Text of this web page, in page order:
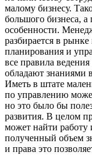
малому бизнесу.
большого бизнеса,
особенности.
разбирается в
планирования и
все правила
обладают знаниями
Иметь в штате
по управлению
но это было бы
развития. В целом
может найти
полученный объем
и права это